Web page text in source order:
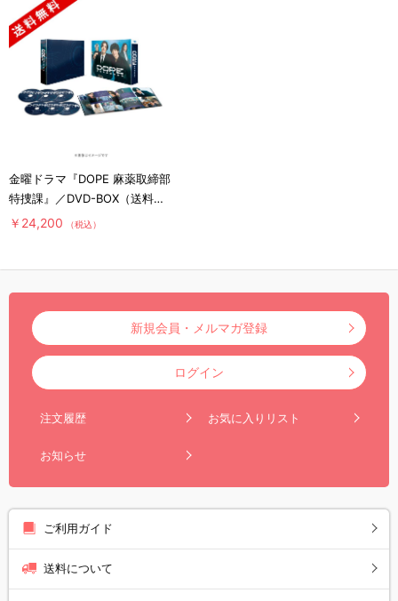
金曜ドラマ『DOPE 麻薬取締部
特捜課』／DVD-BOX（送料無
料・6枚組）
￥24,200 （税込）
新規会員・メルマガ登録
ログイン
注文履歴 お気に入りリスト
お知らせ
ご利用ガイド
送料について